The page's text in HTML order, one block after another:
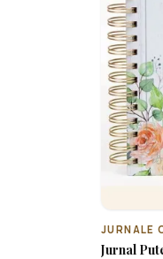
JURNALE
Jurnal